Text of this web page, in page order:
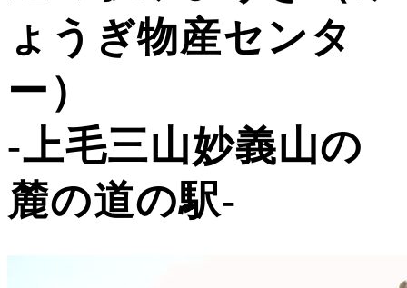
ょうぎ物産センタ
ー）
-上毛三山妙義山の
麓の道の駅-